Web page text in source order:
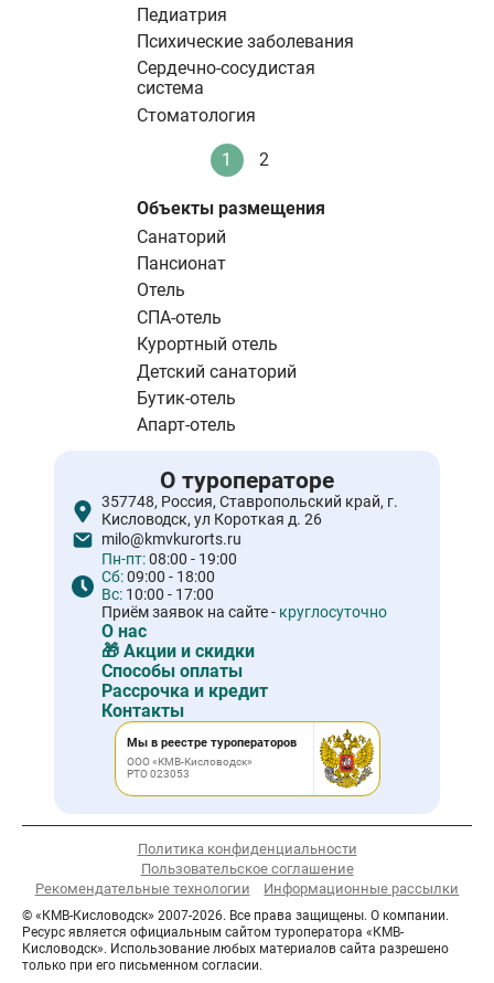
Педиатрия
Психические заболевания
Сердечно-сосудистая
система
Стоматология
Нумерация
страниц Текущая
1 Стандартное
2
Объекты размещения
Санаторий
Пансионат
Отель
СПА-отель
Курортный отель
Детский санаторий
Бутик-отель
Апарт-отель
О туроператоре
357748, Россия, Ставропольский край, г.
Кисловодск, ул Короткая д. 26
milo@kmvkurorts.ru
Пн-пт:08:00 - 19:00
Сб:09:00 - 18:00
Вс: 10:00 - 17:00
Приём заявок на сайте - круглосуточно
О нас
🎁 Акции и скидки
Способы оплаты
Рассрочка и кредит
Контакты
Мы в реестре туроператоров
ООО «КМВ-Кисловодск»
РТО 023053
Политика конфиденциальности
Пользовательское соглашение
Рекомендательные технологии
Информационные рассылки
© «КМВ-Кисловодск» 2007-2026. Все права защищены. О компании.
Ресурс является официальным сайтом туроператора «КМВ-
Кисловодск». Использование любых материалов сайта разрешено
только при его письменном согласии.